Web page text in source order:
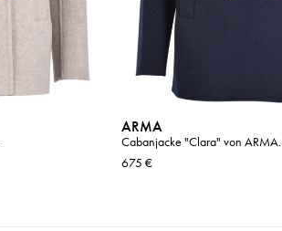
ARMA
Cabanjacke "Clara" von ARMA.
675 €